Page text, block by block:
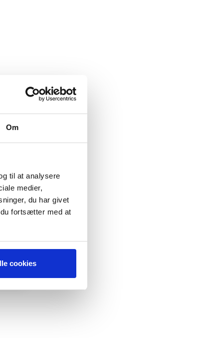
Om
til at analysere
medier,
du har givet
fortsætter med at
cookies